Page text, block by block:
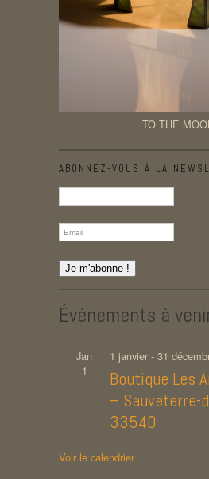
TO THE
ABONNEZ-VOUS À LA
Évènements à
Jan
1
1 janvier - 31
Boutique Les
– Sauveterre-
33540
Voir le calendrier